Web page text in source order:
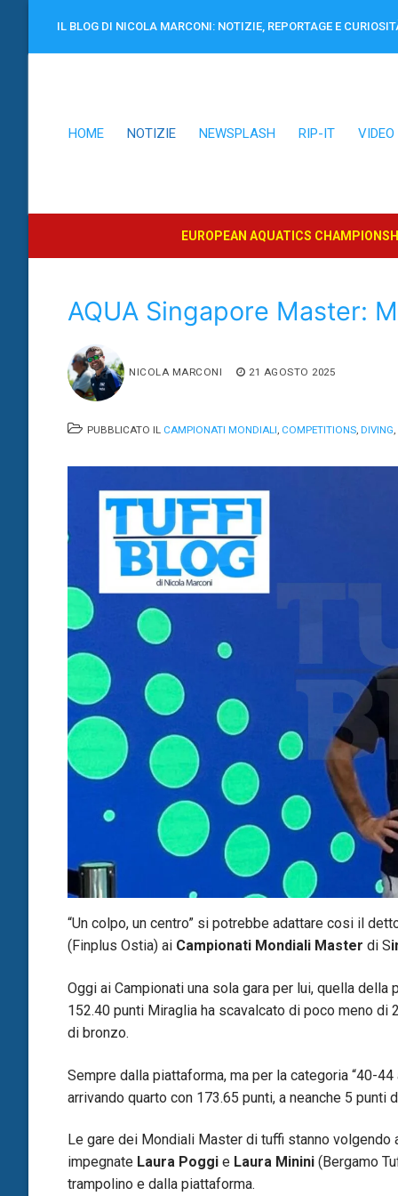
contenuto
IL BLOG DI NICOLA MARCONI: NOTIZIE, REPORTAGE E
HOME NOTIZIE NEWSPLASH RIP-IT VIDEO
EUROPEAN AQUATICS
AQUA Singapore Master:
NICOLA MARCONI 21 AGOSTO 2025
PUBBLICATO IL CAMPIONATI MONDIALI COMPETITIONS DIVING
“Un colpo, un centro” si potrebbe adattare cosi il
(Finplus Ostia) ai Campionati Mondiali Master di S
Oggi ai Campionati una sola gara per lui, quella
152.40 punti Miraglia ha scavalcato di poco meno
di bronzo.
Sempre dalla piattaforma, ma per la categoria “40-44
arrivando quarto con 173.65 punti, a neanche 5 punti
Le gare dei Mondiali Master di tuffi stanno volgendo
impegnate Laura Poggi e Laura Minini (Bergamo
trampolino e dalla piattaforma.